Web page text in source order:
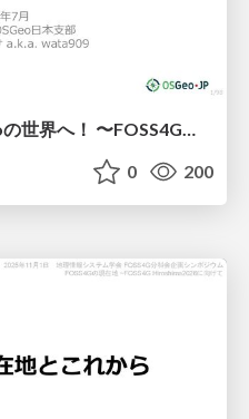
ようこそ、オープンなGeoの世界へ！ 〜FOSS4GとOSGeoのご紹介〜
0 200